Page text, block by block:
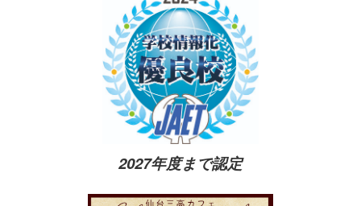
2027年度まで認定